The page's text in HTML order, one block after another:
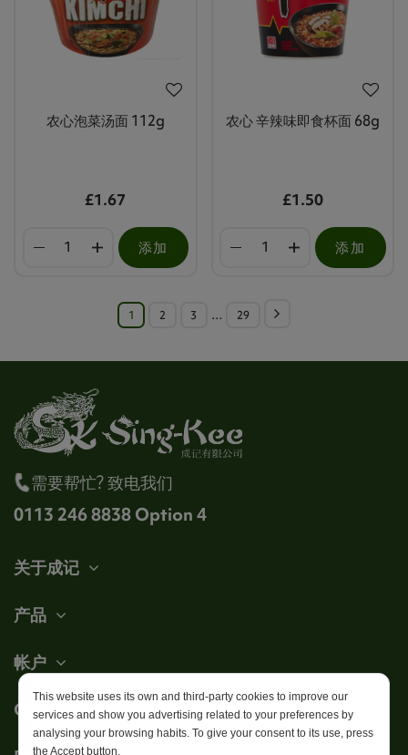
农心泡菜汤面 112g
£1.67
添加
农心 辛辣味即食杯面 68g
£1.50
添加
1 2 3 … 29
需要帮忙? 致电我们
0113 246 8838 Option 4
关于成记
产品
帐户
Get in touch
This website uses its own and third-party cookies to improve our
services and show you advertising related to your preferences by
analysing your browsing habits. To give your consent to its use, press
the Accept button.